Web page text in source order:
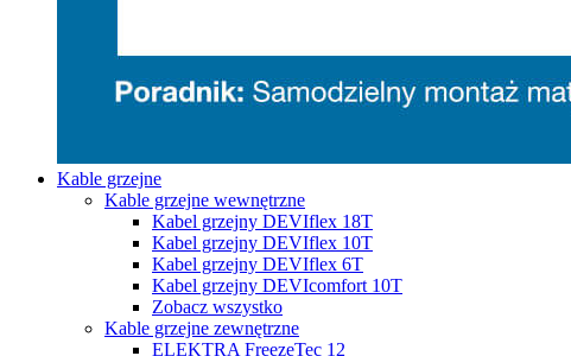
Kable grzejne
Kable grzejne wewnętrzne
Kabel grzejny DEVIflex 18T
Kabel grzejny DEVIflex 10T
Kabel grzejny DEVIflex 6T
Kabel grzejny DEVIcomfort 10T
Zobacz wszystko
Kable grzejne zewnętrzne
ELEKTRA FreezeTec 12